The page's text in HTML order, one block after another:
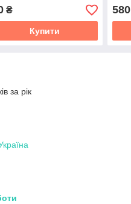
₴
Купити
580
за рік